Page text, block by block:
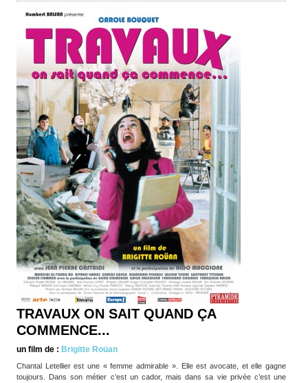
TRAVAUX ON SAIT QUAND ÇA
COMMENCE...
un film de : Brigitte Roüan
Chantal Letellier est une « femme admirable ». Elle est avocate, et elle gagne
toujours. Dans son métier c’est un cador, mais dans sa vie privée c’est une